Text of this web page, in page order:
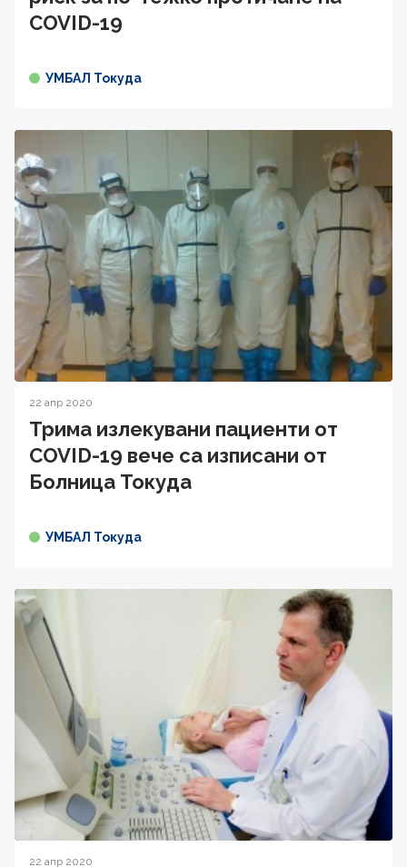
COVID-19
УМБАЛ Токуда
22 апр 2020
Трима излекувани пациенти от
COVID-19 вече са изписани от
Болница Токуда
УМБАЛ Токуда
22 апр 2020